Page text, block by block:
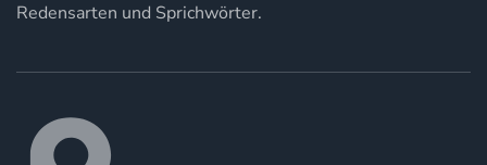
Redensarten und Sprichwörter.